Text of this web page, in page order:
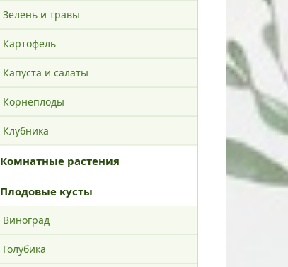
Зелень и травы
Картофель
Капуста и салаты
Корнеплоды
Клубника
Комнатные растения
Плодовые кусты
Виноград
Голубика